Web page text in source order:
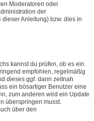
Moderatoren oder
der
Anleitung) bzw. dies in
kannst du prüfen, ob es ein
empfohlen, regelmäßig
dieses ggf. dann zeitnah
ein bösartiger Benutzer eine
zum anderen wird ein Update
überspringen musst.
über den